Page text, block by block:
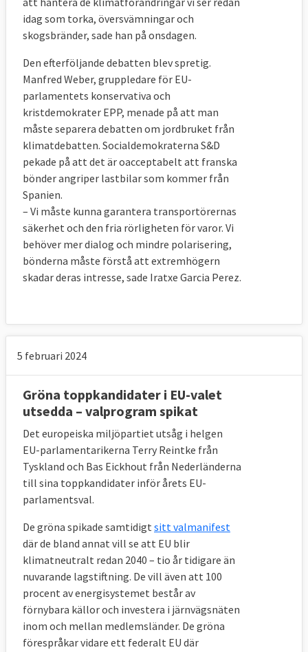
idag som torka, översvämningar och
skogsbränder, sade han på onsdagen.
Den efterföljande debatten blev spretig.
Manfred Weber, gruppledare för EU-
parlamentets konservativa och
kristdemokrater EPP, menade på att man
måste separera debatten om jordbruket från
klimatdebatten. Socialdemokraterna S&D
pekade på att det är oacceptabelt att franska
bönder angriper lastbilar som kommer från
Spanien.
– Vi måste kunna garantera transportörernas
säkerhet och den fria rörligheten för varor. Vi
behöver mer dialog och mindre polarisering,
bönderna måste förstå att extremhögern
skadar deras intresse, sade Iratxe Garcia Perez.
5 februari 2024
Gröna toppkandidater i EU-valet
utsedda – valprogram spikat
Det europeiska miljöpartiet utsåg i helgen
EU-parlamentarikerna Terry Reintke från
Tyskland och Bas Eickhout från Nederländerna
till sina toppkandidater inför årets EU-
parlamentsval.
De gröna spikade samtidigt sitt valmanifest
där de bland annat vill se att EU blir
klimatneutralt redan 2040 – tio år tidigare än
nuvarande lagstiftning. De vill även att 100
procent av energisystemet består av
förnybara källor och investera i järnvägsnäten
inom och mellan medlemsländer. De gröna
förespråkar vidare ett federalt EU där